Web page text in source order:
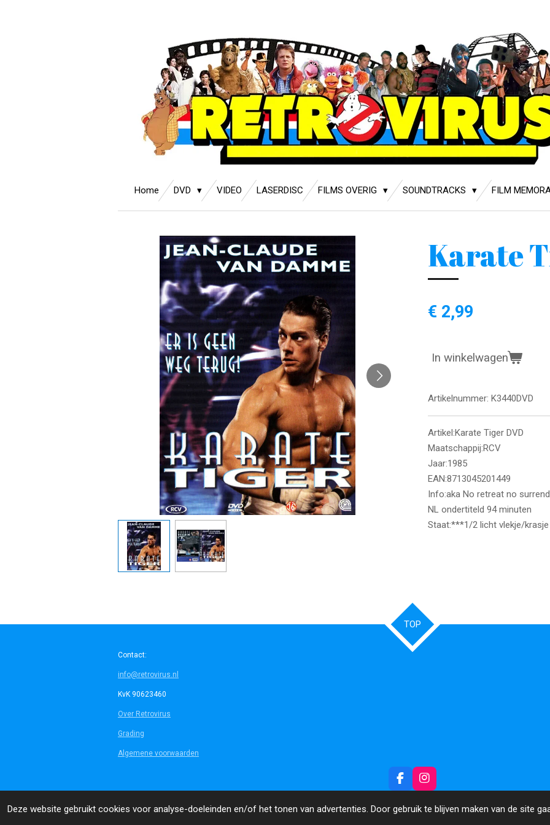
Deze website gebruikt cookies voor analyse-doeleinden en/of het tonen van advertenties. Door gebruik te blijven maken van de site
Home DVD VIDEO LASERDISC FILMS OVERIG SOUNDTRACKS FILM
Karate
€ 2,99
In winkelwagen
Artikelnummer: K3440DVD
Artikel:Karate Tiger DVD
Maatschappij:RCV
Jaar:1985
EAN:8713045201449
Info:aka No retreat no
NL ondertiteld 94 minuten
Staat:***1/2 licht vlekje/krasje
TOP
Contact:
info@retrovirus.nl
KvK 90623460
Over Retrovirus
Grading
Algemene voorwaarden
F
a
c
I
n
s